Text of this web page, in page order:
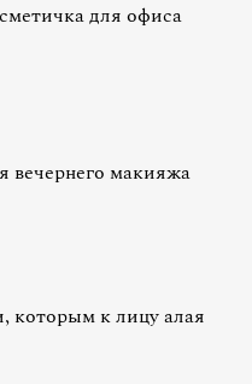
для офиса
вечернего макияжа
которым к лицу алая